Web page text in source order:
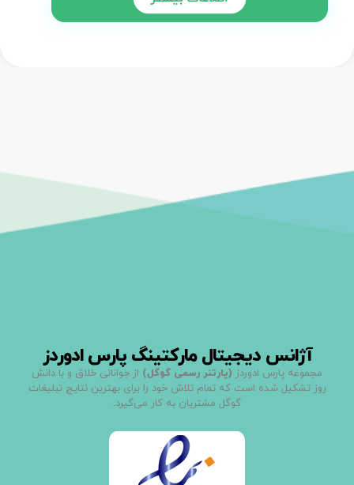
آژانس دیجیتال مارکتینگ پارس ادوردز
مجموعه پارس ادوردز (پارتنر رسمی گوگل) از جوانانی خلاق و با دانش
روز تشکیل شده است که تمام تلاش خود را برای بهترین نتایج تبلیغات
گوگل مشتریان به کار می‌گیرد.